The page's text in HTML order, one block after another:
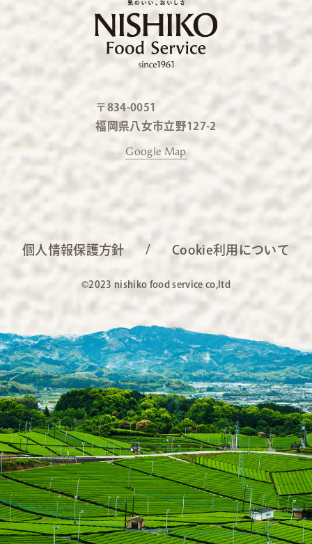
〒834-0051
福岡県八女市立野127-2
Google Map
©2023 nishiko food service co,ltd
個人情報保護方針 Cookie利用について